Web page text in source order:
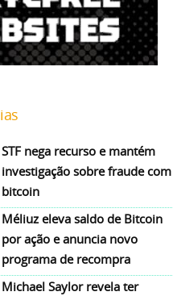
STF nega recurso e mantém
investigação sobre fraude com
bitcoin
Méliuz eleva saldo de Bitcoin
por ação e anuncia novo
programa de recompra
Michael Saylor revela ter